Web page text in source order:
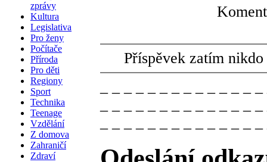
Příspěvek zatím
zprávy
Kultura
Legislativa
Pro ženy
Počítače
Příroda
Pro děti
Regiony
Sport
Technika
Teenage
Vzdělání
Z domova
Zahraničí
Zdraví